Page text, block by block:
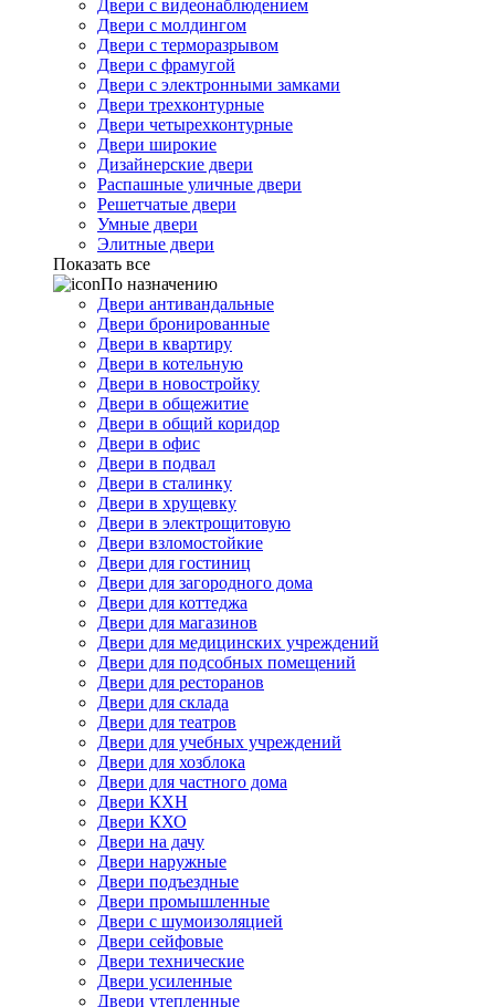
Двери с видеонаблюдением
Двери с молдингом
Двери с терморазрывом
Двери с фрамугой
Двери с электронными замками
Двери трехконтурные
Двери четырехконтурные
Двери широкие
Дизайнерские двери
Распашные уличные двери
Решетчатые двери
Умные двери
Элитные двери
Показать все
По назначению
Двери антивандальные
Двери бронированные
Двери в квартиру
Двери в котельную
Двери в новостройку
Двери в общежитие
Двери в общий коридор
Двери в офис
Двери в подвал
Двери в сталинку
Двери в хрущевку
Двери в электрощитовую
Двери взломостойкие
Двери для гостиниц
Двери для загородного дома
Двери для коттеджа
Двери для магазинов
Двери для медицинских учреждений
Двери для подсобных помещений
Двери для ресторанов
Двери для склада
Двери для театров
Двери для учебных учреждений
Двери для хозблока
Двери для частного дома
Двери КХН
Двери КХО
Двери на дачу
Двери наружные
Двери подъездные
Двери промышленные
Двери с шумоизоляцией
Двери сейфовые
Двери технические
Двери усиленные
Двери утепленные